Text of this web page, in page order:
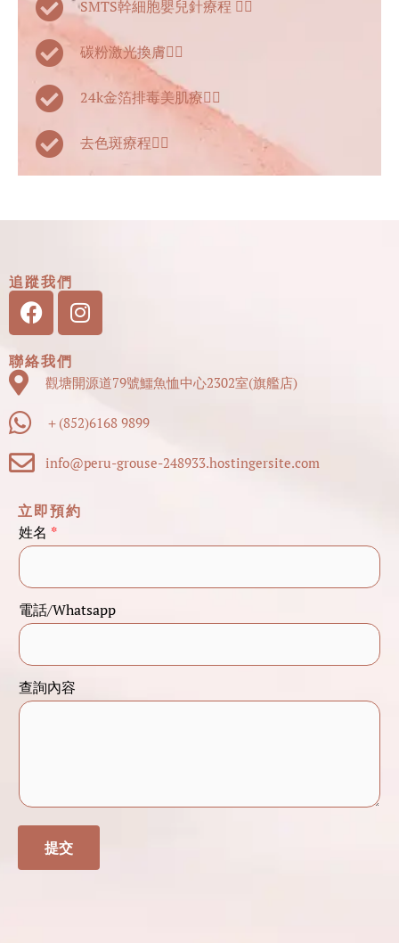
SMTS幹細胞嬰兒針療程 👈🏻
碳粉激光換膚👈🏻
24k金箔排毒美肌療👈🏻
去色斑療程👈🏻
追蹤我們
FacebookInstagram
聯絡我們
觀塘開源道79號鱷魚恤中心2302室(旗艦店)
＋(852)6168 9899
info@peru-grouse-248933.hostingersite.com
立即預約
姓名 *
電話/Whatsapp
電
話
a
t
查詢內容
提交